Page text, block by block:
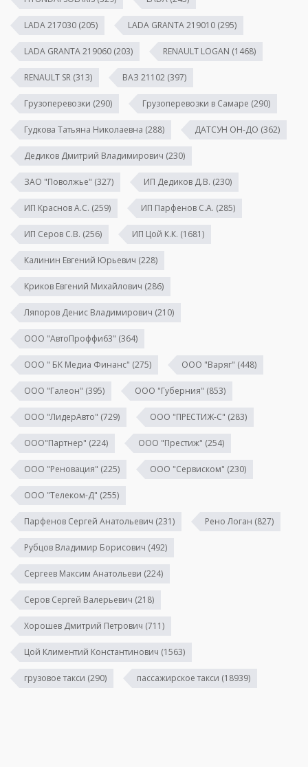
LADA 217030 (205) LADA GRANTA 219010 (295)
LADA GRANTA 219060 (203) RENAULT LOGAN (1468)
RENAULT SR (313) ВАЗ 21102 (397)
Грузоперевозки (290) Грузоперевозки в Самаре (290)
Гудкова Татьяна Николаевна (288) ДАТСУН ОН-ДО (362)
Дедиков Дмитрий Владимирович (230)
ЗАО "Поволжье" (327) ИП Дедиков Д.В. (230)
ИП Краснов А.С. (259) ИП Парфенов С.А. (285)
ИП Серов С.В. (256) ИП Цой К.К. (1681)
Калинин Евгений Юрьевич (228)
Криков Евгений Михайлович (286)
Ляпоров Денис Владимирович (210)
ООО "АвтоПроффи63" (364)
ООО " БК Медиа Финанс" (275) ООО "Варяг" (448)
ООО "Галеон" (395) ООО "Губерния" (853)
ООО "ЛидерАвто" (729) ООО "ПРЕСТИЖ-С" (283)
ООО"Партнер" (224) ООО "Престиж" (254)
ООО "Реновация" (225) ООО "Сервиском" (230)
ООО "Телеком-Д" (255)
Парфенов Сергей Анатольевич (231) Рено Логан (827)
Рубцов Владимир Борисович (492)
Сергеев Максим Анатольеви (224)
Серов Сергей Валерьевич (218)
Хорошев Дмитрий Петрович (711)
Цой Климентий Константинович (1563)
грузовое такси (290) пассажирское такси (18939)